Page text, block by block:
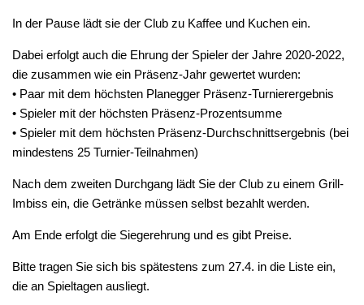
In der Pause lädt sie der Club zu Kaffee und Kuchen ein.
Dabei erfolgt auch die Ehrung der Spieler der Jahre 2020-2022,
die zusammen wie ein Präsenz-Jahr gewertet wurden:
• Paar mit dem höchsten Planegger Präsenz-Turnierergebnis
• Spieler mit der höchsten Präsenz-Prozentsumme
• Spieler mit dem höchsten Präsenz-Durchschnittsergebnis (bei
mindestens 25 Turnier-Teilnahmen)
Nach dem zweiten Durchgang lädt Sie der Club zu einem Grill-
Imbiss ein, die Getränke müssen selbst bezahlt werden.
Am Ende erfolgt die Siegerehrung und es gibt Preise.
Bitte tragen Sie sich bis spätestens zum 27.4. in die Liste ein,
die an Spieltagen ausliegt.